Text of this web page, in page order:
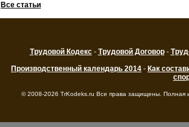
Все статьи
Трудовой Кодекс- Трудовой Договор-
Производственный календарь 2014 - Как
© 2008-2026 TrKodeks.ru Все права защищены. Полная